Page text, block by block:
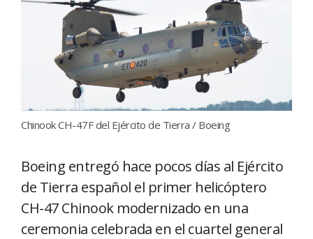
Chinook CH-47F del Ejército de Tierra / Boeing
Boeing entregó hace pocos días al Ejército
de Tierra español el primer helicóptero
CH-47 Chinook modernizado en una
ceremonia celebrada en el cuartel general